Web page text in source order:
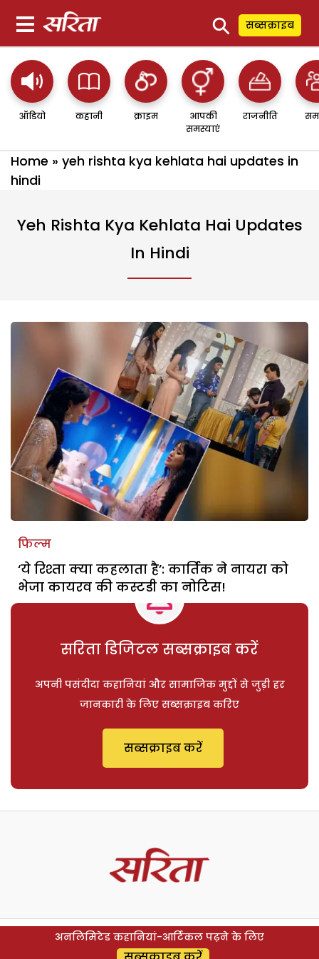
⚲ सब्सक्राइब
ऑडियो कहानी क्राइम
आपकी
समस्याएं
राजनीति
Home » yeh rishta kya kehlata hai updates in
hindi
Yeh Rishta Kya Kehlata Hai Updates
In Hindi
फिल्म
‘ये रिश्ता क्या कहलाता है’: कार्तिक ने नायरा को
भेजा कायरव की कस्टडी का नोटिस!
सरिता डिजिटल सब्सक्राइब करें
अपनी पसंदीदा कहानियां और सामाजिक मुद्दों से जुड़ी हर
जानकारी के लिए सब्सक्राइब करिए
सब्सक्राइब करें
अनलिमिटेड कहानियां-आर्टिकल पढ़ने के लिए